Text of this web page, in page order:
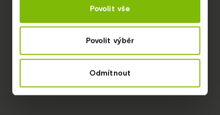
Povolit vše
Povolit výběr
Odmítnout